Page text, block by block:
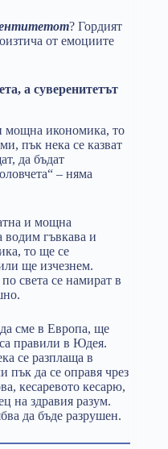
? Гордият
от емоциите
а суверенитетът
мощна икономика, то
пък нека се казват
да бъдат
– няма
и мощна
водим гъвкава и
то ще се
ще изчезнем.
света се намират в
сме в Европа, ще
правили в Юдея.
се разплаща в
да се оправя чрез
кесаревото кесарю,
на здравия разум.
да бъде разрушен.